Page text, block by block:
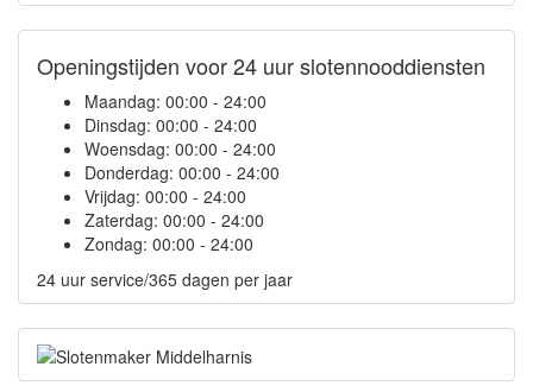
Openingstijden voor 24 uur slotennooddiensten
Maandag: 00:00 - 24:00
Dinsdag: 00:00 - 24:00
Woensdag: 00:00 - 24:00
Donderdag: 00:00 - 24:00
Vrijdag: 00:00 - 24:00
Zaterdag: 00:00 - 24:00
Zondag: 00:00 - 24:00
24 uur service/365 dagen per jaar